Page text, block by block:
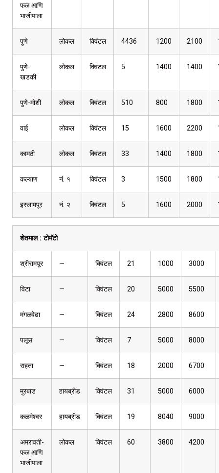
फळ आणि
भाजीपाला
पुणे लोकल क्विंटल 4436 1200 2100
पुणे-
खडकी
लोकल क्विंटल 5 1400 1400
पुणे-मोशी लोकल क्विंटल 510 800 1800
वाई लोकल क्विंटल 15 1600 2200
कामठी लोकल क्विंटल 33 1400 1800
कल्याण नं. १ क्विंटल 3 1500 1800
इस्लामपूर नं. २ क्विंटल 5 1600 2000
शेतमाल :टोमॅटो
श्रीरामपूर — क्विंटल 21 1000 3000
विटा — क्विंटल 20 5000 5500
मंगळवेढा — क्विंटल 24 2800 8600
पलूस — क्विंटल 7 5000 8000
राहता — क्विंटल 18 2000 6700
मुरबाड हायब्रीड क्विंटल 31 5000 6000
कळमेश्वर हायब्रीड क्विंटल 19 8040 9000
अमरावती-
फळ आणि
भाजीपाला
लोकल क्विंटल 60 3800 4200